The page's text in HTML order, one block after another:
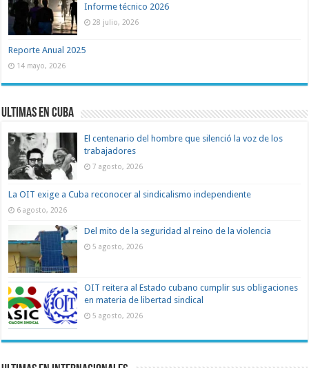
Informe técnico 2026
28 julio, 2026
Reporte Anual 2025
14 mayo, 2026
Ultimas en Cuba
El centenario del hombre que silenció la voz de los
trabajadores
7 agosto, 2026
La OIT exige a Cuba reconocer al sindicalismo independiente
6 agosto, 2026
Del mito de la seguridad al reino de la violencia
5 agosto, 2026
OIT reitera al Estado cubano cumplir sus obligaciones
en materia de libertad sindical
5 agosto, 2026